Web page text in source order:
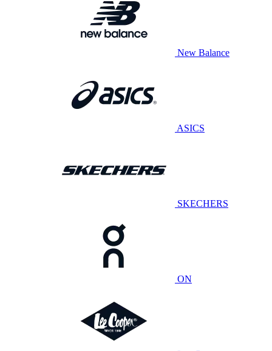
New Balance
ASICS
SKECHERS
ON